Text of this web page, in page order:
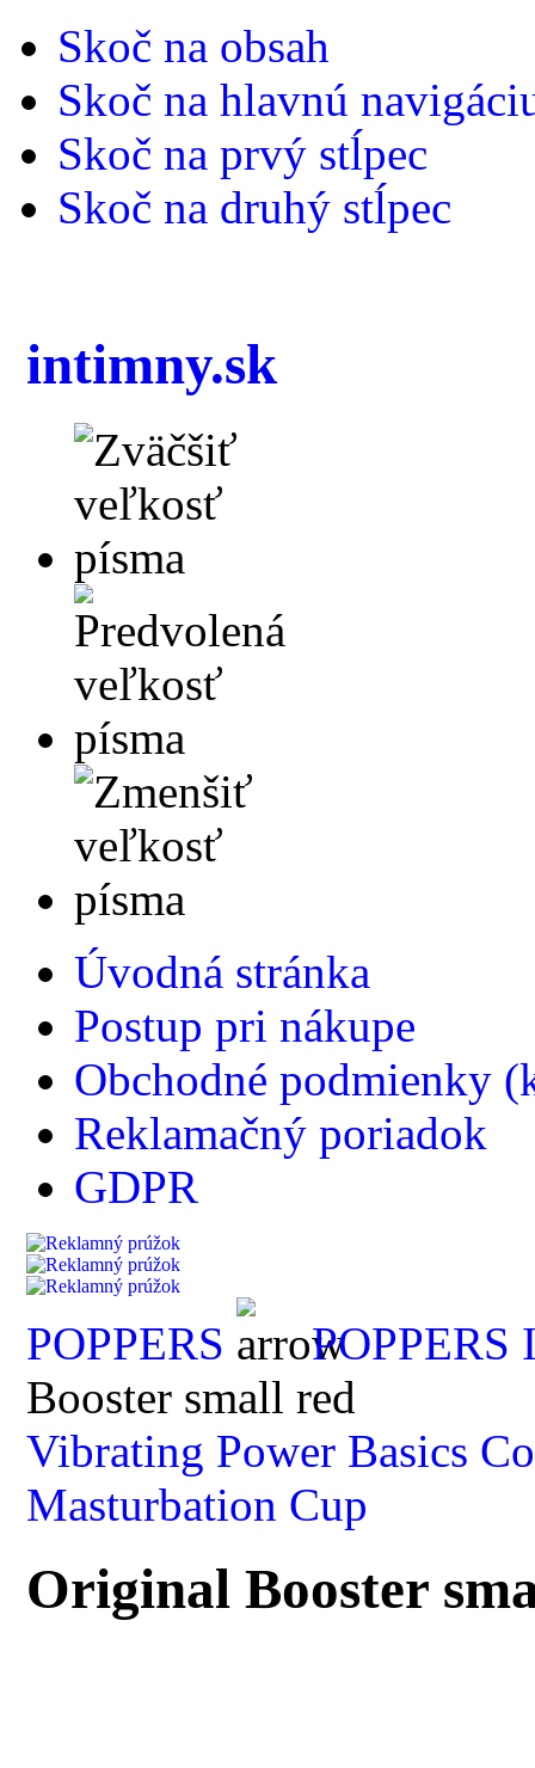
Skoč na obsah
Skoč na hlavnú
Skoč na prvý stĺpec
Skoč na druhý stĺpec
intimny.sk
Úvodná stránka
Postup pri nákupe
Obchodné podmienky
Reklamačný poriadok
GDPR
POPPERS
Booster small red
Vibrating Power Basics
Masturbation Cup
Original Booster